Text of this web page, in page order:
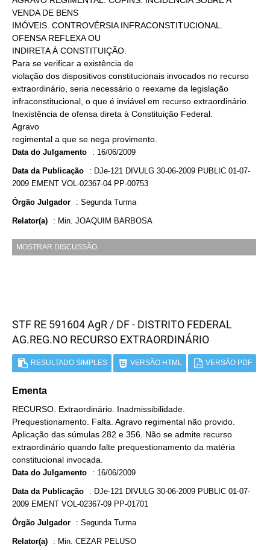
VENDA DE BENS
IMÓVEIS. CONTROVÉRSIA INFRACONSTITUCIONAL.
OFENSA REFLEXA OU
INDIRETA À CONSTITUIÇÃO.
Para se verificar a existência de
violação dos dispositivos constitucionais invocados no recurso
extraordinário, seria necessário o reexame da legislação
infraconstitucional, o que é inviável em recurso extraordinário.
Inexistência de ofensa direta à Constituição Federal.
Agravo
regimental a que se nega provimento.
Data do Julgamento : 16/06/2009
Data da Publicação : DJe-121 DIVULG 30-06-2009 PUBLIC 01-07-
2009 EMENT VOL-02367-04 PP-00753
Órgão Julgador : Segunda Turma
Relator(a) : Min. JOAQUIM BARBOSA
MOSTRAR DISCUSSÃO
STF RE 591604 AgR / DF - DISTRITO FEDERAL
AG.REG.NO RECURSO EXTRAORDINÁRIO
RESULTADO SIMPLES VERSÃO HTML VERSÃO PDF
Ementa
RECURSO. Extraordinário. Inadmissibilidade.
Prequestionamento. Falta. Agravo regimental não provido.
Aplicação das súmulas 282 e 356. Não se admite recurso
extraordinário quando falte prequestionamento da matéria
constitucional invocada.
Data do Julgamento : 16/06/2009
Data da Publicação : DJe-121 DIVULG 30-06-2009 PUBLIC 01-07-
2009 EMENT VOL-02367-09 PP-01701
Órgão Julgador : Segunda Turma
Relator(a) : Min. CEZAR PELUSO